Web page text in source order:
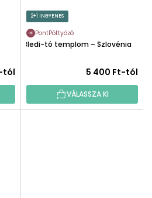
tól
2+1 INGYENES
PontPöttyöző
Bledi-tó templom – Szlovénia
5 400 Ft-tól
VÁLASSZA KI